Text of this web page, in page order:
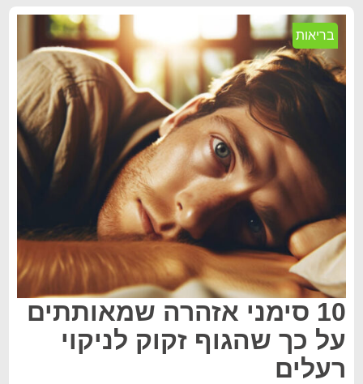
בריאות
10 סימני אזהרה שמאותתים
על כך שהגוף זקוק לניקוי
רעלים